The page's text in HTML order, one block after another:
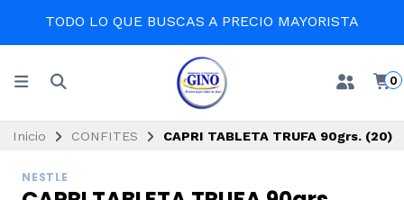
TODO LO QUE BUSCAS A PRECIO MAYORISTA
0
Inicio CONFITES CAPRI TABLETA TRUFA 90grs. (20)
NESTLE